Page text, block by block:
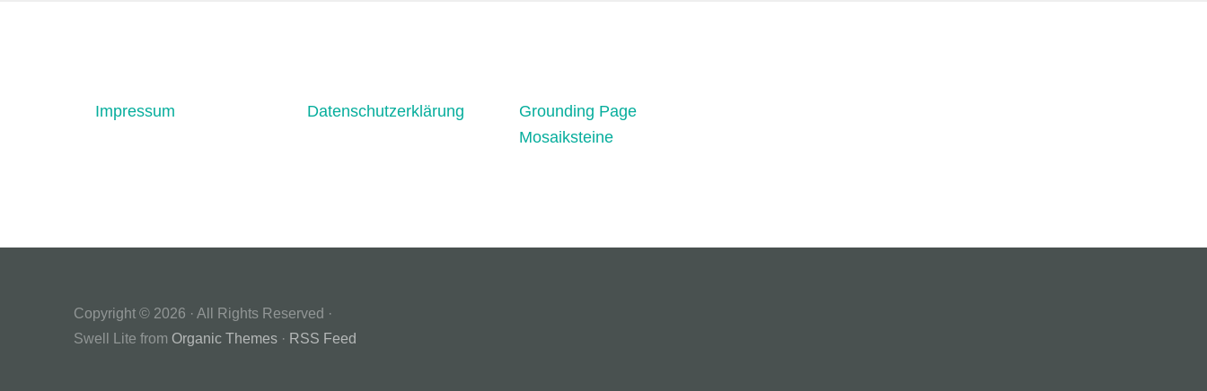
Impressum Datenschutzerklärung
Grounding Page
Mosaiksteine
Copyright © 2026 · All Rights Reserved ·
Swell Lite from Organic Themes · RSS Feed